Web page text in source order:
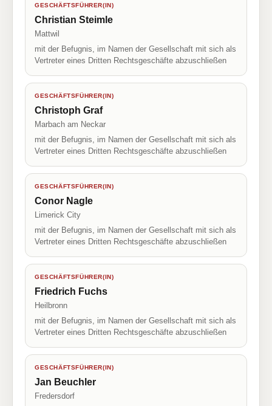
GESCHÄFTSFÜHRER(IN)
Christian Steimle
Mattwil
mit der Befugnis, im Namen der Gesellschaft mit sich als
Vertreter eines Dritten Rechtsgeschäfte abzuschließen
GESCHÄFTSFÜHRER(IN)
Christoph Graf
Marbach am Neckar
mit der Befugnis, im Namen der Gesellschaft mit sich als
Vertreter eines Dritten Rechtsgeschäfte abzuschließen
GESCHÄFTSFÜHRER(IN)
Conor Nagle
Limerick City
mit der Befugnis, im Namen der Gesellschaft mit sich als
Vertreter eines Dritten Rechtsgeschäfte abzuschließen
GESCHÄFTSFÜHRER(IN)
Friedrich Fuchs
Heilbronn
mit der Befugnis, im Namen der Gesellschaft mit sich als
Vertreter eines Dritten Rechtsgeschäfte abzuschließen
GESCHÄFTSFÜHRER(IN)
Jan Beuchler
Fredersdorf